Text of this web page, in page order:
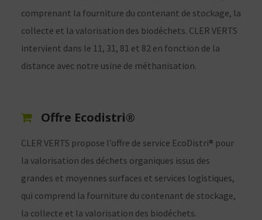
comprenant la fourniture du contenant de stockage, la
collecte et la valorisation des biodéchets. CLER VERTS
intervient dans le 11, 31, 81 et 82 en fonction de la
distance avec notre usine de méthanisation.
Offre Ecodistri®
CLER VERTS propose l’offre de service EcoDistri® pour
la valorisation des déchets organiques issus des
grandes et moyennes surfaces et services logistiques,
qui comprend la fourniture du contenant de stockage,
la collecte et la valorisation des biodéchets.